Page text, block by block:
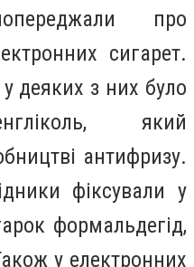
про
сигарет.
деяких з них було
який
антифризу.
фіксували у
формальдегід,
у електронних